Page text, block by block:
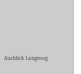
Ausblick Langeoog